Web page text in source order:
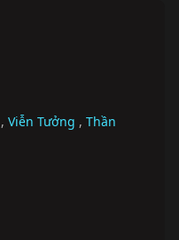
, Viễn Tưởng , Thần